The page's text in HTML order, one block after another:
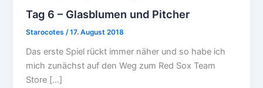
Tag 6 – Glasblumen und Pitcher
Starocotes/17. August 2018
Das erste Spiel rückt immer näher und so habe ich
mich zunächst auf den Weg zum Red Sox Team
Store […]